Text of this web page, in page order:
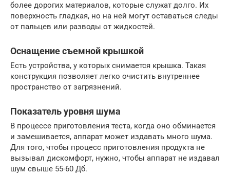
более дорогих материалов, которые служат долго. Их
поверхность гладкая, но на ней могут оставаться следы
от пальцев или разводы от жидкостей.
Оснащение съемной крышкой
Есть устройства, у которых снимается крышка. Такая
конструкция позволяет легко очистить внутреннее
пространство от загрязнений.
Показатель уровня шума
В процессе приготовления теста, когда оно обминается
и замешивается, аппарат может издавать много шума.
Для того, чтобы процесс приготовления продукта не
вызывал дискомфорт, нужно, чтобы аппарат не издавал
шум свыше 55-60 Дб.